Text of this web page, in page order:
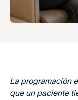
La programación
que un paciente